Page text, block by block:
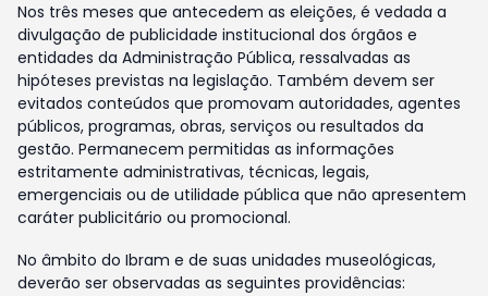
Nos três meses que antecedem as eleições, é vedada a
divulgação de publicidade institucional dos órgãos e
entidades da Administração Pública, ressalvadas as
hipóteses previstas na legislação. Também devem ser
evitados conteúdos que promovam autoridades, agentes
públicos, programas, obras, serviços ou resultados da
gestão. Permanecem permitidas as informações
estritamente administrativas, técnicas, legais,
emergenciais ou de utilidade pública que não apresentem
caráter publicitário ou promocional.
No âmbito do Ibram e de suas unidades museológicas,
deverão ser observadas as seguintes providências: